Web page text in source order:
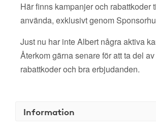
Här finns kampanjer och rabattkoder
använda, exklusivt genom
Just nu har inte Albert några aktiva
Återkom gärna senare för att ta del
rabattkoder och bra erbjudanden.
Information